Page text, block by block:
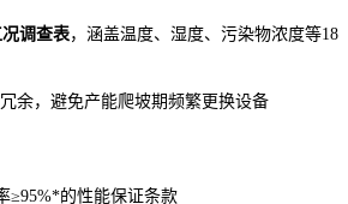
况调查表，涵盖温度、湿度、污染物浓度等18
余，避免产能爬坡期频繁更换设备
≥95%*的性能保证条款